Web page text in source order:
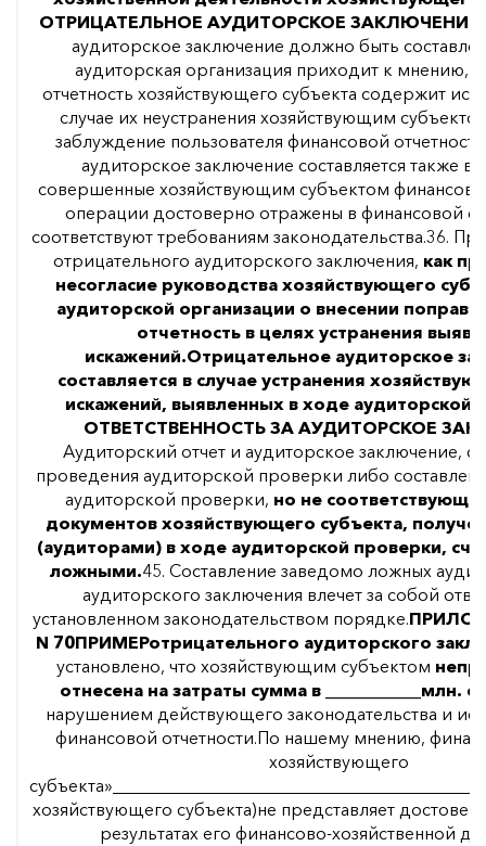
ОТРИЦАТЕЛЬНОЕ АУДИТОРСКОЕ ЗАКЛЮЧЕНИЕ
аудиторское заключение должно быть
аудиторская организация приходит к мнению,
отчетность хозяйствующего субъекта содержит
случае их неустранения хозяйствующим
заблуждение пользователя финансовой
аудиторское заключение составляется также в
совершенные хозяйствующим субъектом
операции достоверно отражены в финансовой
соответствуют требованиям законодательства.36.
отрицательного аудиторского заключения, как
несогласие руководства хозяйствующего
аудиторской организации о внесении
отчетность в целях устранения
искажений.Отрицательное аудиторское
составляется в случае устранения
искажений, выявленных в ходе аудиторской
ОТВЕТСТВЕННОСТЬ ЗА АУДИТОРСКОЕ
Аудиторский отчет и аудиторское заключение,
проведения аудиторской проверки либо
аудиторской проверки, но не
документов хозяйствующего субъекта,
(аудиторами) в ходе аудиторской проверки,
ложными.45. Составление заведомо ложных
аудиторского заключения влечет за собой
установленном законодательством порядке.
N 70ПРИМЕРотрицательного аудиторского
установлено, что хозяйствующим субъектом
отнесена на затраты сумма в ___________млн.
нарушением действующего законодательства и
финансовой отчетности.По нашему мнению,
хозяйствующего
хозяйствующего субъекта)не представляет
результатах его финансово-хозяйственной